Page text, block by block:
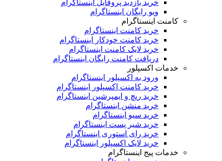
خرید بازدید پروفایل اینستاگرام
ویو رایگان اینستاگرام
کامنت اینستاگرام
خرید کامنت اینستاگرام
خرید کامنت خودکار اینستاگرام
خرید لایک کامنت اینستاگرام
دریافت کامنت رایگان اینستاگرام
خدمات اکسپلور
ورود به اکسپلور اینستاگرام
خرید کامنت اکسپلور اینستاگرام
خرید ریچ و ایمپرشین اینستاگرام
خرید منشن اینستاگرام
خرید سیو اینستاگرام
خرید شیر پست اینستاگرام
خرید رای استوری اینستاگرام
خرید لایک اکسپلور اینستاگرام
خدمات پیج اینستاگرام